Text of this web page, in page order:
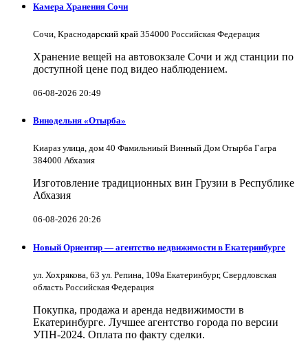
Камера Хранения Сочи
Сочи, Краснодарский край 354000 Российская Федерация
Хранение вещей на автовокзале Сочи и жд станции по
доступной цене под видео наблюдением.
06-08-2026 20:49
Винодельня «Отырба»
Киараз улица, дом 40 Фамильниый Винный Дом Отырба Гагра
384000 Абхазия
Изготовление традиционных вин Грузии в Республике
Абхазия
06-08-2026 20:26
Новый Ориентир — агентство недвижимости в Екатеринбурге
ул. Хохрякова, 63 ул. Репина, 109a Екатеринбург, Свердловская
область Российская Федерация
Покупка, продажа и аренда недвижимости в
Екатеринбурге. Лучшее агентство города по версии
УПН-2024. Оплата по факту сделки.